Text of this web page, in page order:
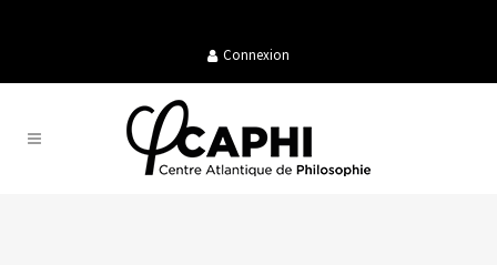
Connexion